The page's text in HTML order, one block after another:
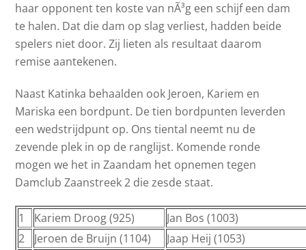
haar opponent ten koste van nÃ³g een schijf een dam
te halen. Dat die dam op slag verliest, hadden beide
spelers niet door. Zij lieten als resultaat daarom
remise aantekenen.
Naast Katinka behaalden ook Jeroen, Kariem en
Mariska een bordpunt. De tien bordpunten leverden
een wedstrijdpunt op. Ons tiental neemt nu de
zevende plek in op de ranglijst. Komende ronde
mogen we het in Zaandam het opnemen tegen
Damclub Zaanstreek 2 die zesde staat.
1 Kariem Droog (925)
Jan Bos (1003)
2
Jeroen de Bruijn (1104)
Jaap Heij (1053)